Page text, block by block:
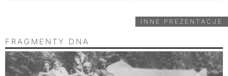
INNE PREZENTACJE
FRAGMENTY DNA